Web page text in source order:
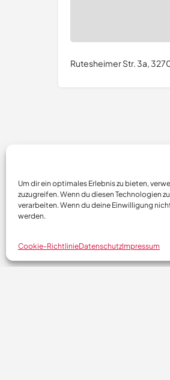
Um dir ein optimales Erlebnis zu bieten,
zuzugreifen. Wenn du diesen Technologien
verarbeiten. Wenn du deine Einwilligung
werden.
Cookie-RichtlinieDatenschutzImpressum
Rutesheimer Str. 3a,